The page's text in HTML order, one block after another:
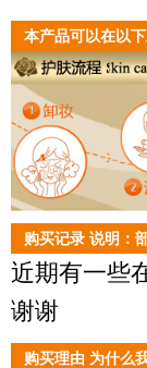
本产品可以在以
购买记录 说明：
近期有一些
谢谢
购买理由 为什么